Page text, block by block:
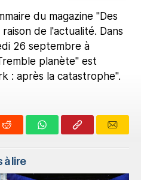
du magazine "Des
de l'actualité. Dans
26 septembre à
planète" est
: après la catastrophe".
à lire